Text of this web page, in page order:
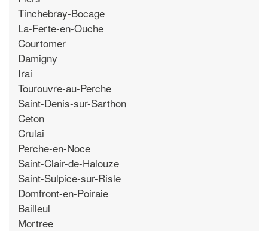
Tinchebray-Bocage
La-Ferte-en-Ouche
Courtomer
Damigny
Irai
Tourouvre-au-Perche
Saint-Denis-sur-Sarthon
Ceton
Crulai
Perche-en-Noce
Saint-Clair-de-Halouze
Saint-Sulpice-sur-Risle
Domfront-en-Poiraie
Bailleul
Mortree